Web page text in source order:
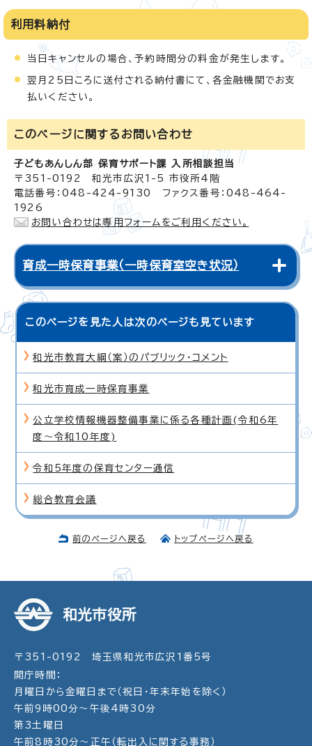
利用料納付
当日キャンセルの場合、予約時間分の料金が発生します。
翌月25日ころに送付される納付書にて、各金融機関でお支
払いください。
このページに関する お問い合わせ
子どもあんしん部 保育サポート課 入所相談担当
〒351-0192 和光市広沢1-5 市役所4階
電話番号：048-424-9130 ファクス番号：048-464-
1926
お問い合わせは専用フォームをご利用ください。
育成一時保育事業（一時保育室空き状況）
このページを見た人は次のページも見ています
和光市教育大綱（案）のパブリック・コメント
和光市育成一時保育事業
公立学校情報機器整備事業に係る各種計画(令和6年
度〜令和10年度)
令和5年度の保育センター通信
総合教育会議
前のページへ戻る トップページへ戻る
和光市役所
〒351-0192 埼玉県和光市広沢1番5号
開庁時間：
月曜日から金曜日まで（祝日・年末年始を除く）
午前9時00分～午後4時30分
第3土曜日
午前8時30分～正午（転出入に関する事務）